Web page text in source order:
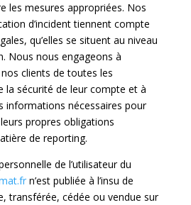
les mesures appropriées. Nos
d’incident tiennent compte
qu’elles se situent au niveau
Nous nous engageons à
clients de toutes les
la sécurité de leur compte et à
informations nécessaires pour
propres obligations
de reporting.
de l’utilisateur du
n’est publiée à l’insu de
transférée, cédée ou vendue sur